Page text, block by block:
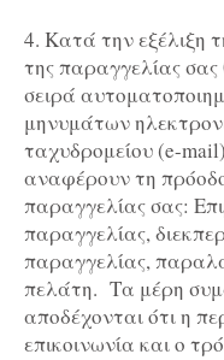
4. Κατά την εξέλιξη
της παραγγελίας
σειρά
μηνυμάτων
ταχυδρομείου (e-
αναφέρουν τη
παραγγελίας σας:
παραγγελίας,
παραγγελίας,
πελάτη. Τα μέρη
αποδέχονται ότι η
επικοινωνία και ο